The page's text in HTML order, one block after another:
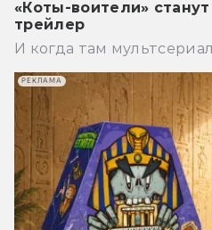
«Коты-воители»
трейлер
И когда там
РЕКЛАМА